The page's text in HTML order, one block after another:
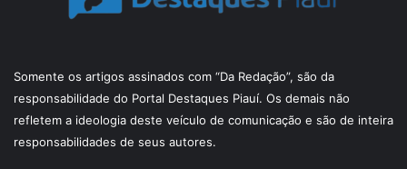
Somente os artigos assinados com “Da Redação”, são da
responsabilidade do Portal Destaques Piauí. Os demais não
refletem a ideologia deste veículo de comunicação e são de inteira
responsabilidades de seus autores.